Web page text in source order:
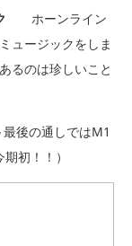
ホーンライン
ュージックをしま
るのは珍しいこと
後の通しではM1
初！！）